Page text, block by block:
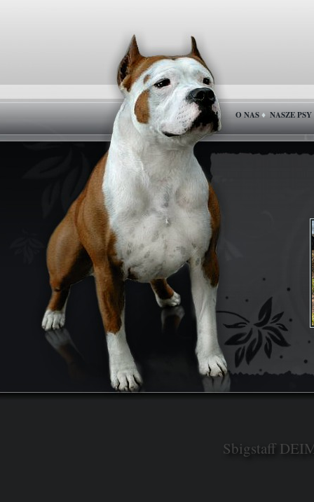
O NAS ♦ NASZE PSY
Sbigstaff